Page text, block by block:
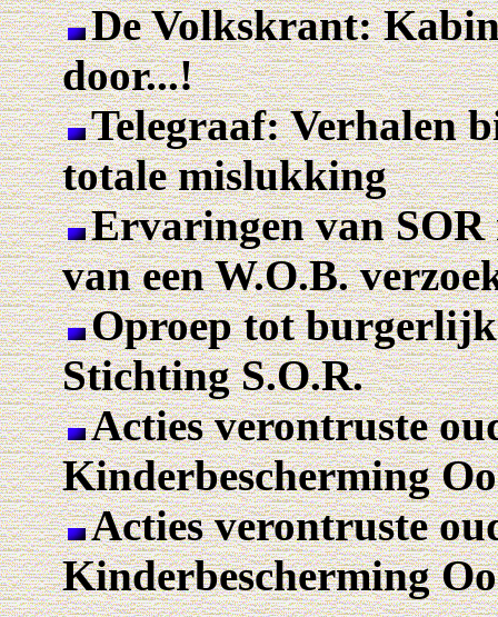
De Volkskrant:
door...!
Telegraaf: Verhalen
totale mislukking
Ervaringen van
van een W.O.B.
Oproep tot
Stichting S.O.R.
Acties verontruste
Kinderbescherming
Acties verontruste
Kinderbescherming